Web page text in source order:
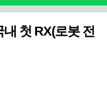
첫 RX(로봇 전